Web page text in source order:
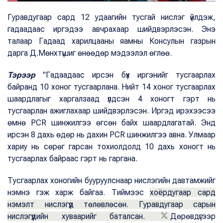
Гуравдугаар сард 12 удаагийн тусгай нислэг үйлдэж,
гадаадаас иргэдээ авчрахаар шийдвэрлэсэн. Энэ
талаар Гадаад харилцааны яамны Консулын газрын
дарга Д.Мөнхтүшиг өнөөдөр мэдээлэл өглөө.
Тэрээр"Гадаадаас ирсэн бүх иргэнийг тусгаарлах
байранд 10 хоног тусгаарлана. Нийт 14 хоног тусгаарлах
шаардлагыг харгалзаад үлдсэн 4 хоногт гэрт нь
тусгаарлан ажиглахаар шийдвэрлэсэн. Иргэд ирэхээсээ
өмнө PCR шинжилгээ өгсөн байх шаардлагатай. Энд
ирсэн 8 дахь өдөр нь дахин PCR шинжилгээ авна. Улмаар
хариу нь сөрөг гарсан тохиолдолд 10 дахь хоногт нь
тусгаарлах байраас гэрт нь гаргана.
Тусгаарлах хоногийн бууруулснаар нислэгийн давтамжийг
нэмнэ гэж харж байгаа. Тиймээсхоёрдугаар сард
нэмэлт нислэгүүд төлөвлөсөн. Гуравдугаар сарын
нислэгүүдийн хуваарийг баталсан.
Дөрөвдүгээр